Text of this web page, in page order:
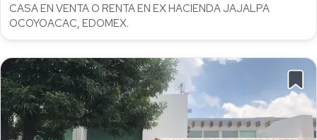
CASA EN VENTA O RENTA EN EX HACIENDA JAJALPA
OCOYOACAC, EDOMEX.